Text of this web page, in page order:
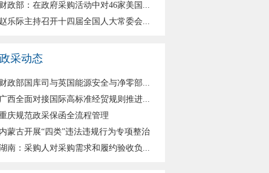
财政部：在政府采购活动中对46家美国...
赵乐际主持召开十四届全国人大常委会...
政采动态
财政部国库司与英国能源安全与净零部...
广西全面对接国际高标准经贸规则推进...
庆规范政采保函全流程管理
内蒙古开展“四类”违法违规行为专项整治
南：采购人对采购需求和履约验收负...